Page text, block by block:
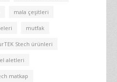
mala çeşitleri
mutfak
Stech ürünleri
aletleri
matkap